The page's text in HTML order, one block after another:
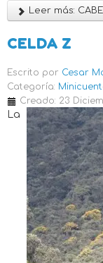
Leer más:
CELDA Z
Escrito por Cesar
Categoría:
Creado: 23
La